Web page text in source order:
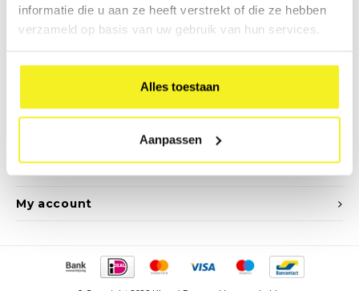
informatie die u aan ze heeft verstrekt of die ze hebben
verzameld op basis van uw gebruik van hun services.
Alles toestaan
Aanpassen
My account